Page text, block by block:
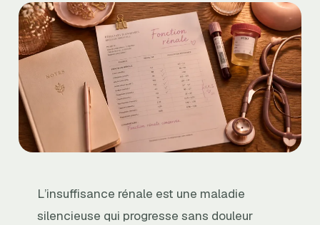
L’insuffisance rénale est une maladie
silencieuse qui progresse sans douleur